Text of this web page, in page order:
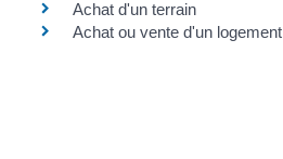
Achat d'un terrain
Achat ou vente d'un logement